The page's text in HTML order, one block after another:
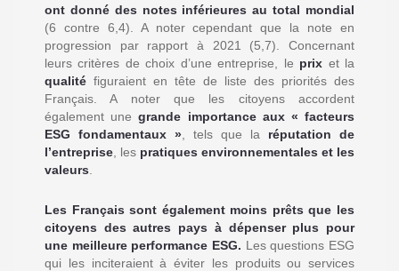
ont donné des notes inférieures au total mondial
(6 contre 6,4). A noter cependant que la note en
progression par rapport à 2021 (5,7). Concernant
leurs critères de choix d’une entreprise, le prix et la
qualité figuraient en tête de liste des priorités des
Français. A noter que les citoyens accordent
également unegrande importance aux « facteurs
ESG fondamentaux » , tels que la réputation de
l’entreprise , les pratiques environnementales et les
valeurs
Les Français sont également moins prêts que les
citoyens des autres pays à dépenser plus pour
une meilleure performance ESG. Les questions ESG
qui les inciteraient à éviter les produits ou services